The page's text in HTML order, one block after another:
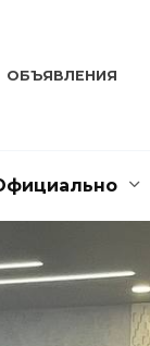
ОБЪЯВЛЕНИЯ